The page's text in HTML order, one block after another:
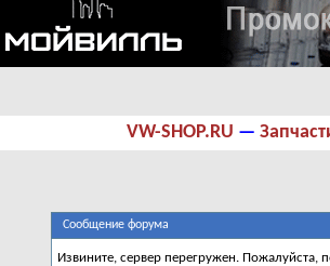
VW-SHOP.RU —
Сообщение форума
Извините, сервер перегружен. Пожалуйста,